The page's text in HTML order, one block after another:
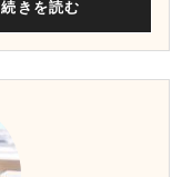
続きを読む